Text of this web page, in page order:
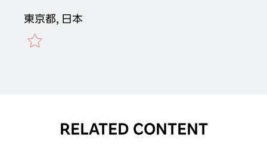
東京都, 日本
RELATED CONTENT